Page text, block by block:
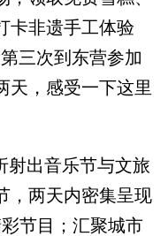
卡非遗手工体验
三次到东营参加
天，感受一下这里
出音乐节与文旅
，两天内密集呈现
节目；汇聚城市